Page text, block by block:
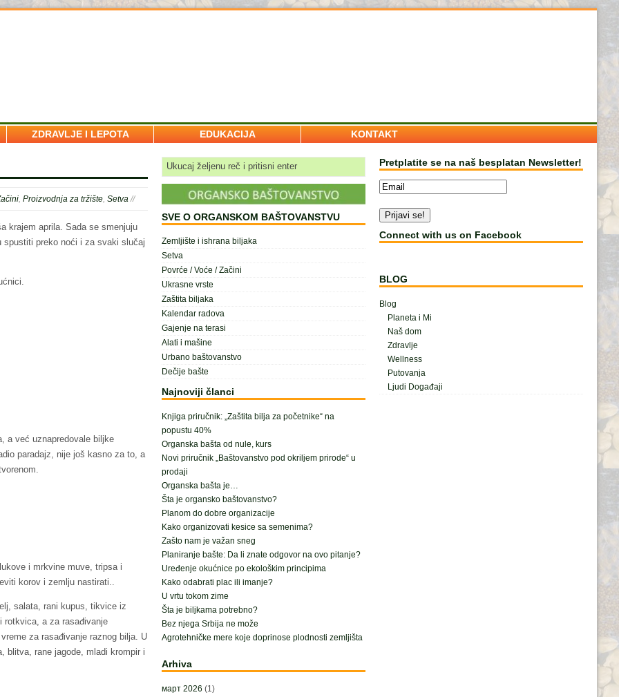
ZDRAVLJE I LEPOTA EDUKACIJA KONTAKT
Proizvodnja za tržište Setva //
krajem aprila. Sada se smenjuju
spustiti preko noći i za svaki slučaj
a već uznapredovale biljke
paradajz, nije još kasno za to, a
i mrkvine muve, tripsa i
korov i zemlju nastirati..
salata, rani kupus, tikvice iz
rotkvica, a za rasađivanje
za rasađivanje raznog bilja. U
blitva, rane jagode, mladi krompir i
SVE O ORGANSKOM BAŠTOVANSTVU
Zemljište i ishrana biljaka
Setva
Povrće / Voće / Začini
Ukrasne vrste
Zaštita biljaka
Kalendar radova
Gajenje na terasi
Alati i mašine
Urbano baštovanstvo
Dečije bašte
Najnoviji članci
Knjiga priručnik: „Zaštita bilja za početnike“ na
popustu 40%
Organska bašta od nule, kurs
Novi priručnik „Baštovanstvo pod okriljem prirode“ u
prodaji
Organska bašta je…
Šta je organsko baštovanstvo?
Planom do dobre organizacije
Kako organizovati kesice sa semenima?
Zašto nam je važan sneg
Planiranje bašte: Da li znate odgovor na ovo pitanje?
Uređenje okućnice po ekološkim principima
Kako odabrati plac ili imanje?
U vrtu tokom zime
Šta je biljkama potrebno?
Bez njega Srbija ne može
Agrotehničke mere koje doprinose plodnosti zemljišta
Arhiva
март 2026 (1)
Pretplatite se na naš besplatan Newsletter!
Connect with us on Facebook
BLOG
Blog
Planeta i Mi
Naš dom
Zdravlje
Wellness
Putovanja
Ljudi Događaji
×
male datoteke koje se nazivaju kolačići koji nam pomažu da poboljšamo svoj rad. Saznajte više o kolačićima na